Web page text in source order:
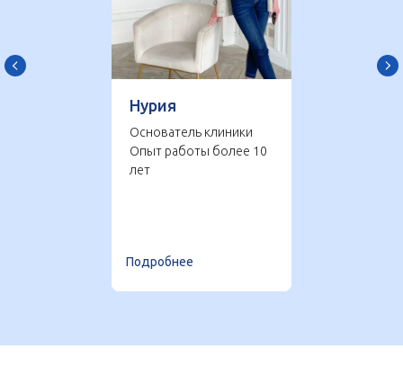
Нурия
Основатель клиники
Опыт работы более 10
лет
Подробнее